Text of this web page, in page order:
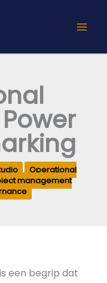
Operational
management
een begrip dat